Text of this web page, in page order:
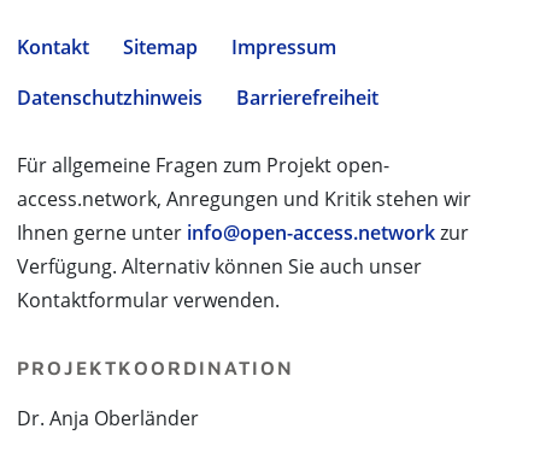
Kontakt Sitemap
Impressum
Datenschutzhinweis
Barrierefreiheit
Für allgemeine Fragen zum Projekt open-
access.network, Anregungen und Kritik stehen wir
Ihnen gerne unter info@open-access.networkzur
Verfügung. Alternativ können Sie auch unser
Kontaktformular verwenden.
PROJEKTKOORDINATION
Dr. Anja Oberländer